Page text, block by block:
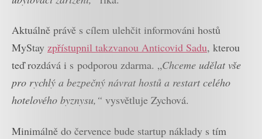
Aktuálně právě s cílem ulehčit informováni hostů
MyStay zpřístupnil takzvanou Anticovid Sadu, kterou
teď rozdává i s podporou zdarma. „Chceme udělat vše
pro rychlý a bezpečný návrat hostů a restart celého
hotelového byznysu,“ vysvětluje Zychová.
Minimálně do července bude startup náklady s tím